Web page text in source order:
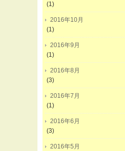
(1)
2016年10月
(1)
2016年9月
(1)
2016年8月
(3)
2016年7月
(1)
2016年6月
(3)
2016年5月